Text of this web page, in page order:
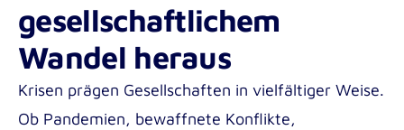
Medizin- und Notfallpädagogik B.A.
Pädagogik im Gesundheitswesen B.A.
Soziale Arbeit B.A.
Soziale Arbeit dual B.A.
Fortbildungsmaterial für Pflegeteams mit
internationalen Mitarbeiter*innen
gesellschaftlichem
Wandel heraus
Krisen prägen Gesellschaften in vielfältiger Weise.
Ob Pandemien, bewaffnete Konflikte,